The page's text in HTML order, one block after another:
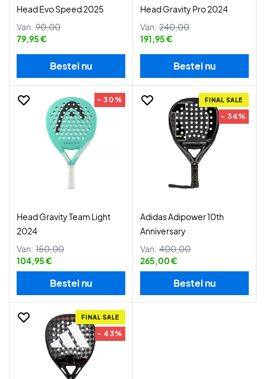
Head Evo Speed 2025
Van: 90,00
79,95 €
Bestel nu
Head Gravity Pro 2024
Van: 240,00
191,95 €
Bestel nu
- 30%
Head Gravity Team Light
2024
Van: 150,00
104,95 €
Bestel nu
FINAL SALE
- 34%
Adidas Adipower 10th
Anniversary
Van: 400,00
265,00 €
Bestel nu
FINAL SALE
- 43%